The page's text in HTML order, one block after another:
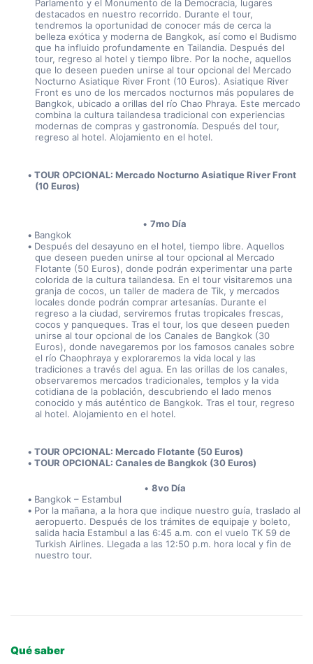
Parlamento y el Monumento de la Democracia, lugares
destacados en nuestro recorrido. Durante el tour,
tendremos la oportunidad de conocer más de cerca la
belleza exótica y moderna de Bangkok, así como el Budismo
que ha influido profundamente en Tailandia. Después del
tour, regreso al hotel y tiempo libre. Por la noche, aquellos
que lo deseen pueden unirse al tour opcional del Mercado
Nocturno Asiatique River Front (10 Euros). Asiatique River
Front es uno de los mercados nocturnos más populares de
Bangkok, ubicado a orillas del río Chao Phraya. Este mercado
combina la cultura tailandesa tradicional con experiencias
modernas de compras y gastronomía. Después del tour,
regreso al hotel. Alojamiento en el hotel.
TOUR OPCIONAL: Mercado Nocturno Asiatique River Front
(10 Euros)
7mo Día
Bangkok
Después del desayuno en el hotel, tiempo libre. Aquellos
que deseen pueden unirse al tour opcional al Mercado
Flotante (50 Euros), donde podrán experimentar una parte
colorida de la cultura tailandesa. En el tour visitaremos una
granja de cocos, un taller de madera de Tik, y mercados
locales donde podrán comprar artesanías. Durante el
regreso a la ciudad, serviremos frutas tropicales frescas,
cocos y panqueques. Tras el tour, los que deseen pueden
unirse al tour opcional de los Canales de Bangkok (30
Euros), donde navegaremos por los famosos canales sobre
el río Chaophraya y exploraremos la vida local y las
tradiciones a través del agua. En las orillas de los canales,
observaremos mercados tradicionales, templos y la vida
cotidiana de la población, descubriendo el lado menos
conocido y más auténtico de Bangkok. Tras el tour, regreso
al hotel. Alojamiento en el hotel.
TOUR OPCIONAL: Mercado Flotante (50 Euros)
TOUR OPCIONAL: Canales de Bangkok (30 Euros)
8vo Día
Bangkok – Estambul
Por la mañana, a la hora que indique nuestro guía, traslado al
aeropuerto. Después de los trámites de equipaje y boleto,
salida hacia Estambul a las 6:45 a.m. con el vuelo TK 59 de
Turkish Airlines. Llegada a las 12:50 p.m. hora local y fin de
nuestro tour.
Qué saber